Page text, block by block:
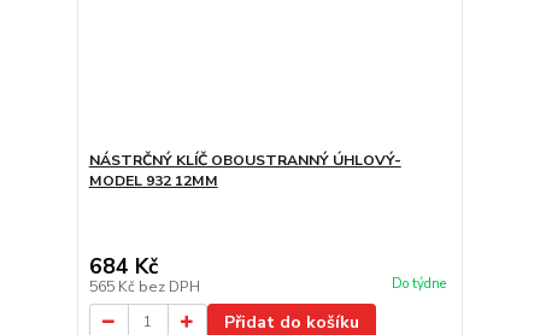
NÁSTRČNÝ KLÍČ OBOUSTRANNÝ ÚHLOVÝ-
MODEL 932 12MM
684 Kč
565 Kč bez DPH Do týdne
Přidat do košíku